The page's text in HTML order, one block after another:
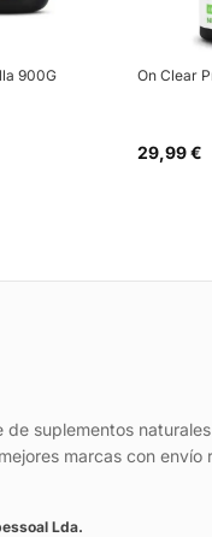
900G On Clear
29,99 €
de suplementos
marcas con envío
Lda.